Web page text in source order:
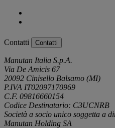
Contatti Contatti
Manutan Italia S.p.A.
Via De Amicis 67
20092 Cinisello Balsamo (MI)
P.IVA IT02097170969
C.F. 09816660154
Codice Destinatario: C3UCNRB
Società a socio unico soggetta a
Manutan Holding SA